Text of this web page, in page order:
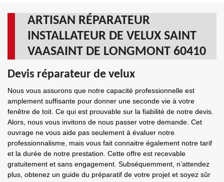
ARTISAN RÉPARATEUR
INSTALLATEUR DE VELUX SAINT
VAASAINT DE LONGMONT 60410
Devis réparateur de velux
Nous vous assurons que notre capacité professionnelle est
amplement suffisante pour donner une seconde vie à votre
fenêtre de toit. Ce qui est prouvable sur la fiabilité de notre devis.
Alors, nous vous invitons de nous passer votre demande. Cet
ouvrage ne vous aide pas seulement à évaluer notre
professionnalisme, mais vous fait connaitre également notre tarif
et la durée de notre prestation. Cette offre est recevable
gratuitement et sans engagement. Subséquemment, n’attendez
plus, obtenez un guide du préparatif de votre projet et soyez sûr